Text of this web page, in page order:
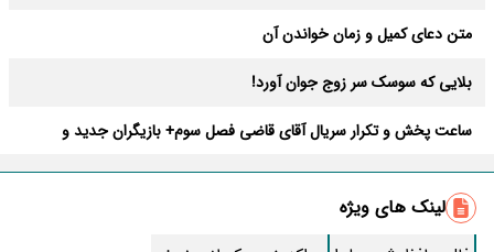
متن دعای کمیل و زمان خواندن آن
بلایی که سوسک سر زوج جوان آورد!
ساعت پخش و تکرار سریال آقای قاضی فصل سوم+ بازیگران جدید و
طرز تهیه سالاد ماکارونی خانگی خوشمزه و لذیذ + آموزش تصویری
طرز تهیه پاستا با سس آلفردو و مرغ فوری + آموزش تصویری پنه
لینک های ویژه